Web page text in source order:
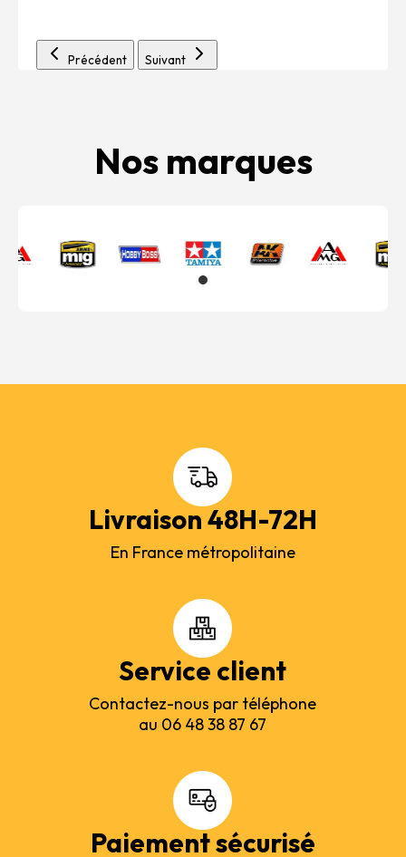
Précédent Suivant
Nos marques
Livraison 48H-72H
En France métropolitaine
Service client
Contactez-nous par téléphone
au 06 48 38 87 67
Paiement sécurisé